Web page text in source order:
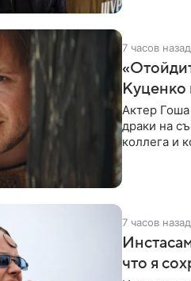
7 часов назад
Куценко
Актер Гоша
драки на
коллега и
7 часов назад
что я